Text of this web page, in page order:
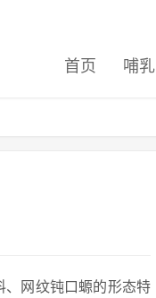
首页 哺乳
网纹钝口螈的形态特